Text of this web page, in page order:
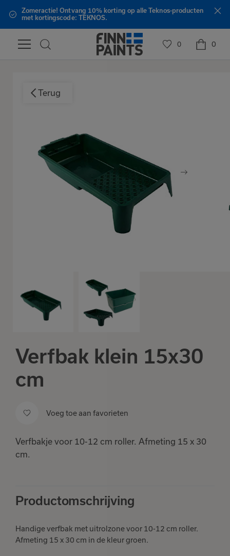
Zomeractie! Ontvang 10% korting op alle Teknos-producten
met kortingscode: TEKNOS.
0 0
Terug
Verfbak klein 15x30
cm
Voeg toe aan favorieten
Verfbakje voor 10-12 cm roller. Afmeting 15 x 30
cm.
Productomschrijving
Handige verfbak met uitrolzone voor 10-12 cm roller.
Afmeting 15 x 30 cm in de kleur groen.